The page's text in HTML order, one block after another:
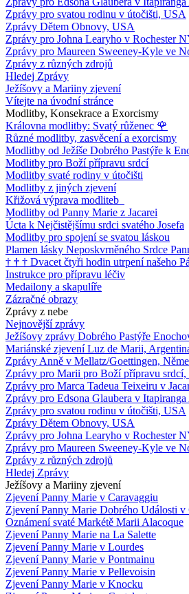
Zprávy pro svatou rodinu v útočišti, USA
Zprávy Dětem Obnovy, USA
Zprávy pro Johna Learyho v Rochester
Zprávy pro Maureen Sweeney-Kyle ve
Zprávy z různých zdrojů
Hledej Zprávy
Ježíšovy a Mariiny zjevení
Vítejte na úvodní stránce
Modlitby, Konsekrace a Exorcismy
Královna modlitby: Svatý růženec 🌹
Různé modlitby, zasvěcení a exorcismy
Modlitby od Ježíše Dobrého Pastýře k
Modlitby pro Boží přípravu srdcí
Modlitby svaté rodiny v útočišti
Modlitby z jiných zjevení
Křižová výprava modliteb
Modlitby od Panny Marie z Jacarei
Úcta k Nejčistějšímu srdci svatého Josefa
Modlitby pro spojení se svatou láskou
Plamen lásky Neposkvrněného Srdce
† † † Dvacet čtyři hodin utrpení našeho
Instrukce pro přípravu léčiv
Medailony a skapulíře
Zázračné obrazy
Zprávy z nebe
Nejnovější zprávy
Ježíšovy zprávy Dobrého Pastýře
Mariánské zjevení Luz de Marii,
Zprávy Anně v Mellatz/Goettingen,
Zprávy pro Marii pro Boží přípravu srdcí,
Zprávy pro Marca Tadeua Teixeiru v
Zprávy pro Edsona Glaubera v
Zprávy pro svatou rodinu v útočišti, USA
Zprávy Dětem Obnovy, USA
Zprávy pro Johna Learyho v Rochester
Zprávy pro Maureen Sweeney-Kyle ve
Zprávy z různých zdrojů
Hledej Zprávy
Ježíšovy a Mariiny zjevení
Zjevení Panny Marie v Caravaggiu
Zjevení Panny Marie Dobrého Události v
Oznámení svaté Markétě Marii Alacoque
Zjevení Panny Marie na La Salette
Zjevení Panny Marie v Lourdes
Zjevení Panny Marie v Pontmainu
Zjevení Panny Marie v Pellevoisin
Zjevení Panny Marie v Knocku